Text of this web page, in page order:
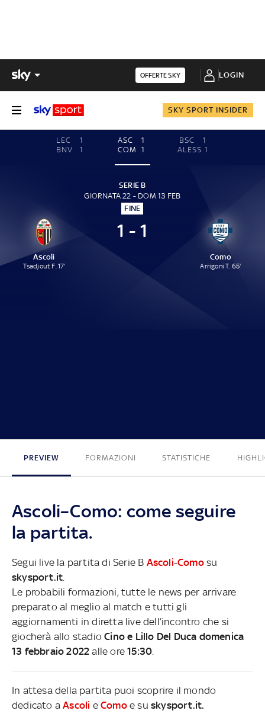
OFFERTE SKY LOGIN
SKY SPORT INSIDER
LEC
1
BNV
1
ASC
1
COM
1
BSC
1
ALESS 1
SERIE B
GIORNATA 22 - DOM 13 FEB
FINE
Ascoli
Tsadjout F. 17'
1 - 1
Como
Arrigoni T. 65'
PREVIEW FORMAZIONI STATISTICHE
Ascoli–Como: come seguire
la partita.
Segui live la partita di Serie B Ascoli-Comosu
skysport.it
Le probabili formazioni, tutte le news per arrivare
preparato al meglio al match e tutti gli
aggiornamenti in diretta live dell’incontro che si
giocherà allo stadioCino e Lillo Del Duca domenica
13 febbraio 2022 alle ore15:30
In attesa della partita puoi scoprire il mondo
dedicato aAscoli eComoe suskysport.it.